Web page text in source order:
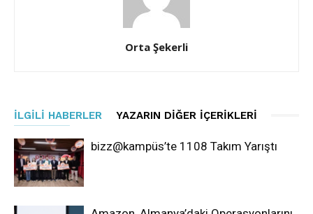
Orta Şekerli
İLGILI HABERLER YAZARIN DIĞER İÇERIKLERI
bizz@kampüs’te 1108 Takım Yarıştı